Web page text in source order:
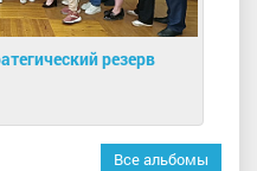
резерв
Все альбомы